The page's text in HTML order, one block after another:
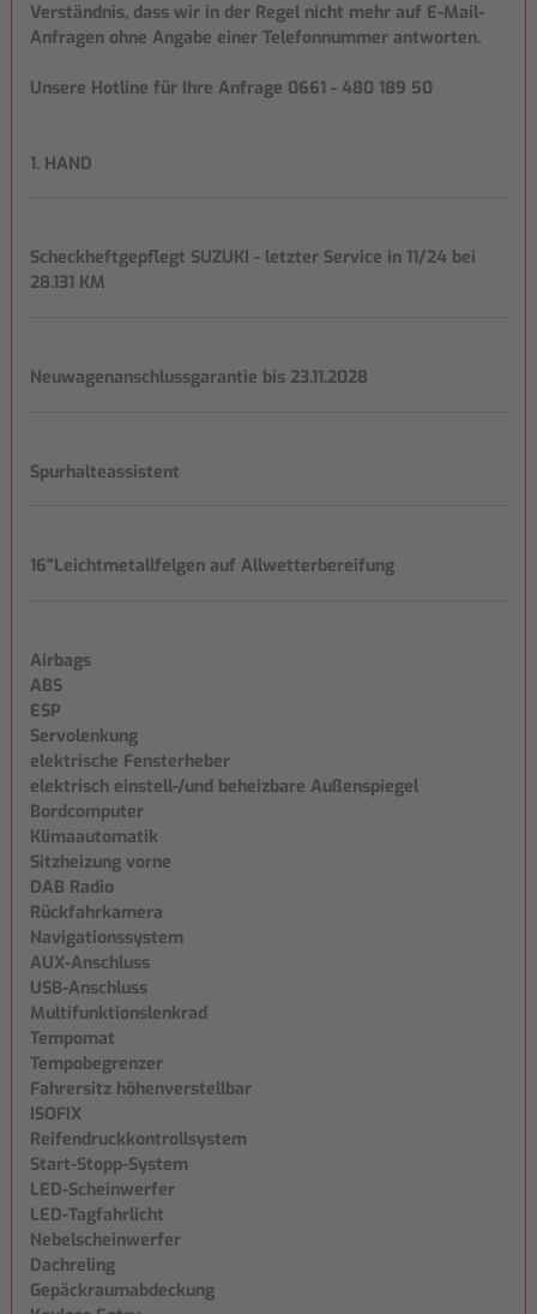
Verständnis, dass wir in der Regel nicht mehr auf E-Mail-
Anfragen ohne Angabe einer Telefonnummer antworten.
Unsere Hotline für Ihre Anfrage 0661 - 480 189 50
1. HAND
Scheckheftgepflegt SUZUKI - letzter Service in 11/24 bei
28.131 KM
Neuwagenanschlussgarantie bis 23.11.2028
Spurhalteassistent
16"Leichtmetallfelgen auf Allwetterbereifung
Airbags
ABS
ESP
Servolenkung
elektrische Fensterheber
elektrisch einstell-/und beheizbare Außenspiegel
Bordcomputer
Klimaautomatik
Sitzheizung vorne
DAB Radio
Rückfahrkamera
Navigationssystem
AUX-Anschluss
USB-Anschluss
Multifunktionslenkrad
Tempomat
Tempobegrenzer
Fahrersitz höhenverstellbar
ISOFIX
Reifendruckkontrollsystem
Start-Stopp-System
LED-Scheinwerfer
LED-Tagfahrlicht
Nebelscheinwerfer
Dachreling
Gepäckraumabdeckung